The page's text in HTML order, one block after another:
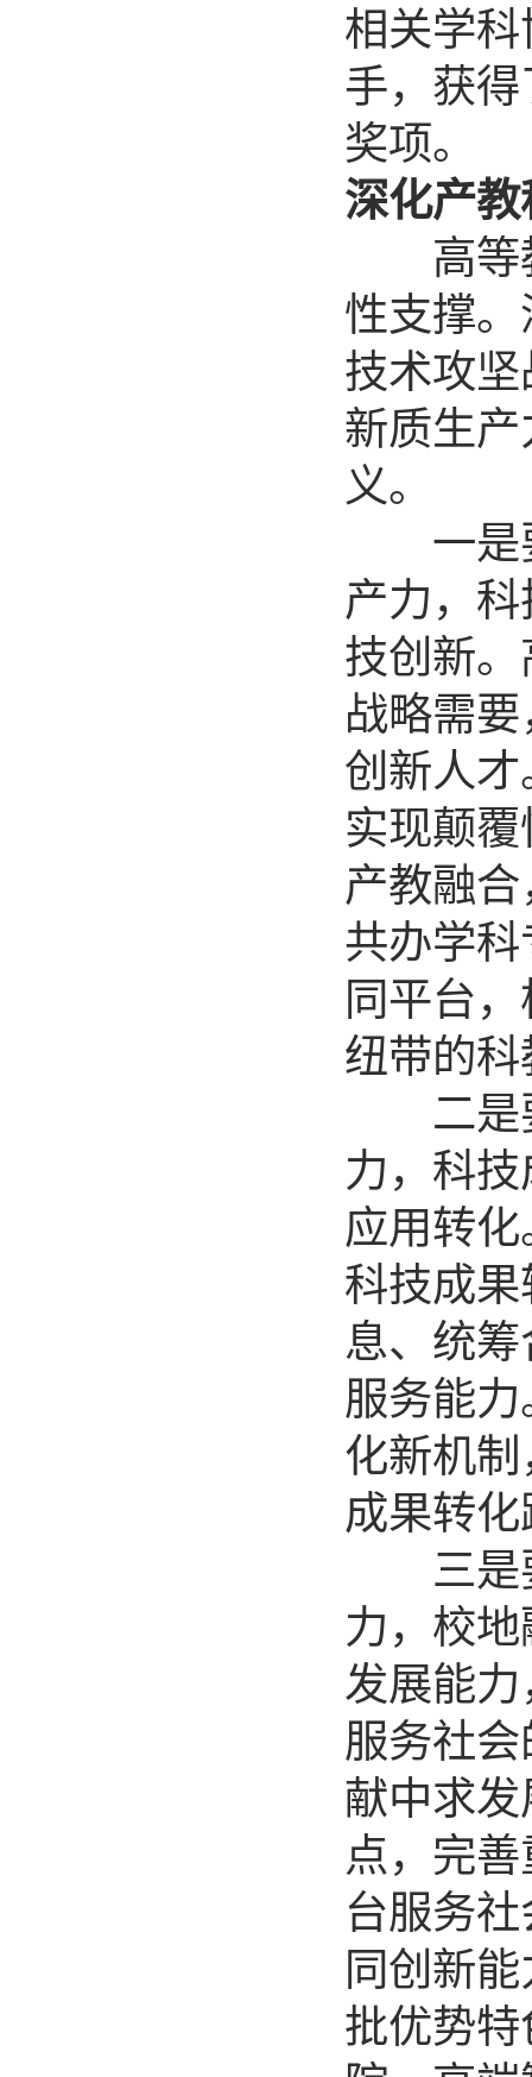
相关学
手，获
奖项。
深化产
高等教
性支撑
技术攻
新质生
义。
一是要
产力，
技创新
战略需
创新人
实现颠
产教融
共办学
同平台
纽带的
二是要
力，科
应用转
科技成
息、统
服务能
化新机
成果转
三是要
力，校
发展能
服务社
献中求
点，完
台服务
同创新
批优势